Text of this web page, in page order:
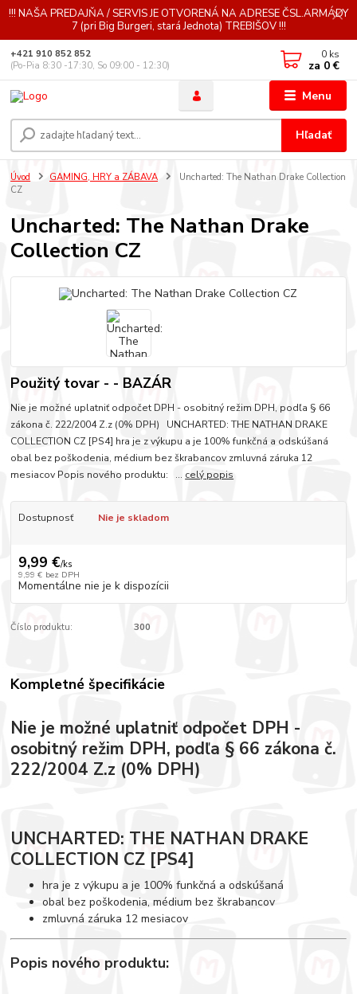
!!! NAŠA PREDAJŇA / SERVIS JE OTVORENÁ NA ADRESE ČSL.ARMÁDY
7 (pri Big Burgeri, stará Jednota) TREBIŠOV !!!
Menu
Hľadať
+421 910 852 852
(Po-Pia 8:30 -17:30, So 09:00 - 12:30)
0 ks
za 0 €
Úvod GAMING, HRY a ZÁBAVA
Uncharted: The Nathan Drake Collection
CZ
Uncharted: The Nathan Drake
Collection CZ
Použitý tovar - - BAZÁR
Nie je možné uplatniť odpočet DPH - osobitný režim DPH, podľa § 66
zákona č. 222/2004 Z.z (0% DPH) UNCHARTED: THE NATHAN DRAKE
COLLECTION CZ [PS4] hra je z výkupu a je 100% funkčná a odskúšaná
obal bez poškodenia, médium bez škrabancov zmluvná záruka 12
mesiacov Popis nového produktu: ... celý popis
Dostupnosť Nie je skladom
9,99 €/ks
9,99 € bez DPH
Momentálne nie je k dispozícii
Číslo produktu: 300
Kompletné špecifikácie
Nie je možné uplatniť odpočet DPH -
osobitný režim DPH, podľa § 66 zákona č.
222/2004 Z.z (0% DPH)
UNCHARTED: THE NATHAN DRAKE
COLLECTION CZ [PS4]
hra je z výkupu a je 100% funkčná a odskúšaná
obal bez poškodenia, médium bez škrabancov
zmluvná záruka 12 mesiacov
Popis nového produktu: